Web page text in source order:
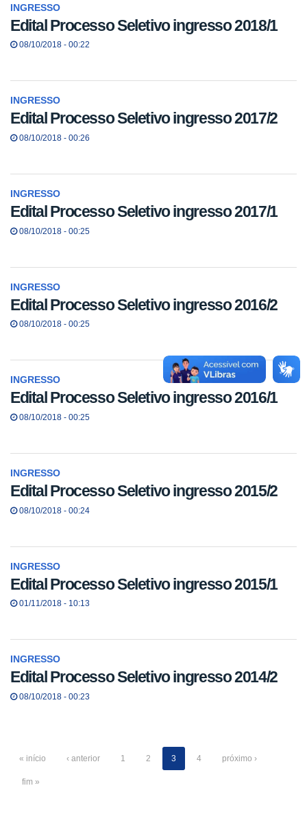
INGRESSO
Edital Processo Seletivo ingresso 2018/1
08/10/2018 - 00:22
INGRESSO
Edital Processo Seletivo ingresso 2017/2
08/10/2018 - 00:26
INGRESSO
Edital Processo Seletivo ingresso 2017/1
08/10/2018 - 00:25
INGRESSO
Edital Processo Seletivo ingresso 2016/2
08/10/2018 - 00:25
INGRESSO
Edital Processo Seletivo ingresso 2016/1
08/10/2018 - 00:25
INGRESSO
Edital Processo Seletivo ingresso 2015/2
08/10/2018 - 00:24
INGRESSO
Edital Processo Seletivo ingresso 2015/1
01/11/2018 - 10:13
INGRESSO
Edital Processo Seletivo ingresso 2014/2
08/10/2018 - 00:23
« início ‹ anterior 1 2 3 4 próximo ›
fim »